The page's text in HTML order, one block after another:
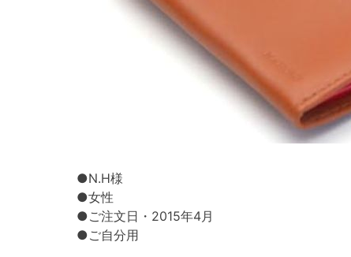
●N.H様
●女性
●ご注文日・2015年4月
●ご自分用